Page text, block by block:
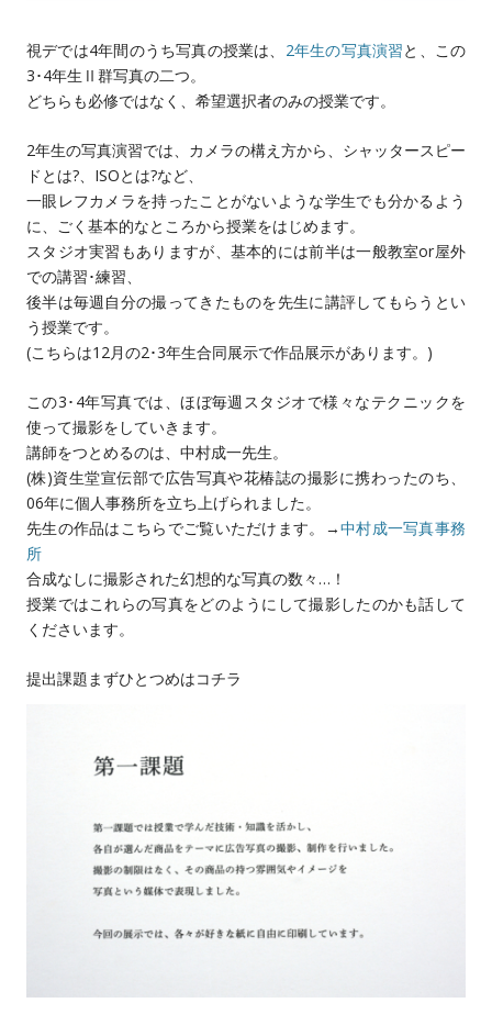
視デでは4年間のうち写真の授業は、 2年生の写真演習と、この
3･4年生Ⅱ群写真の二つ。
どちらも必修ではなく、希望選択者のみの授業です。
2年生の写真演習では、カメラの構え方から、シャッタースピー
ドとは?、ISOとは?など、
一眼レフカメラを持ったことがないような学生でも分かるよう
に、ごく基本的なところから授業をはじめます。
スタジオ実習もありますが、基本的には前半は一般教室or屋外
での講習･練習、
後半は毎週自分の撮ってきたものを先生に講評してもらうとい
う授業です。
(こちらは12月の2･3年生合同展示で作品展示があります。)
この3･4年写真では、ほぼ毎週スタジオで様々なテクニックを
使って撮影をしていきます。
講師をつとめるのは、中村成一先生。
(株)資生堂宣伝部で広告写真や花椿誌の撮影に携わったのち、
06年に個人事務所を立ち上げられました。
先生の作品はこちらでご覧いただけます。→中村成一写真事務
所
合成なしに撮影された幻想的な写真の数々…！
授業ではこれらの写真をどのようにして撮影したのかも話して
くださいます。
提出課題まずひとつめはコチラ